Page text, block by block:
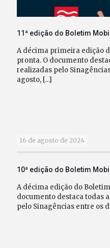
11ª edição do Boletim
A décima primeira edição
pronta. O documento
realizadas pelo
agosto, […]
16 de agosto de 2024
10ª edição do Boletim
A décima edição do
documento destaca todas
pelo Sinagências entre os